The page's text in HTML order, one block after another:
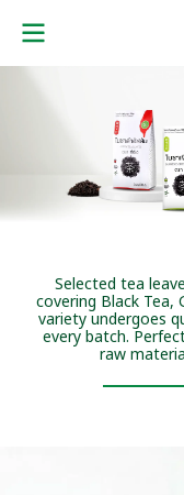
Selected tea
covering Black Tea,
variety undergoes
every batch.
raw